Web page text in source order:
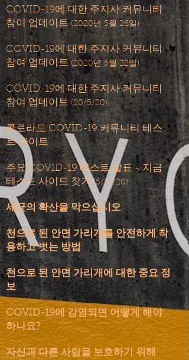
COVID-19에 대한 주지사 커뮤니티
참여 업데이트 (2020년 5월 26일)
COVID-19에 대한 주지사 커뮤니티
참여 업데이트(2020년 5월 22일)
COVID-19에 대한 주지사 커뮤니티
참여 업데이트(20/5/20)
콜로라도 COVID-19 커뮤니티 테스
트 사이트
주요 COVID-19 테스트 발표 - 지금
테스트 사이트 찾기
(5/18/20)
세균의 확산을 막으십시오​
천으로 된 안면 가리개를 안전하게 착
용하고 벗는 방법
천으로 된 안면 가리개에 대한 중요 정
보
COVID-19에 감염되면 어떻게 해야
하나요?
자신과 다른 사람을 보호하기 위해